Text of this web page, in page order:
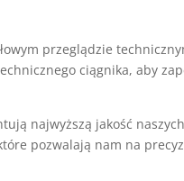
przeglądzie
ciągnika, aby
najwyższą jakość
pozwalają nam na